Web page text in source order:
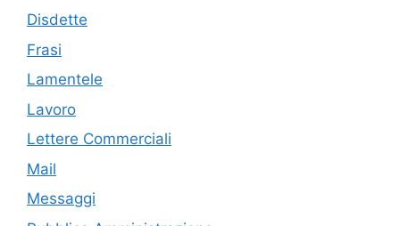
Disdette
Frasi
Lamentele
Lavoro
Lettere Commerciali
Mail
Messaggi